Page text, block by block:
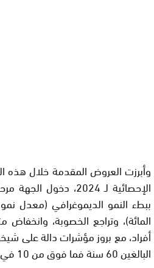
وأبرزت العروض المقدمة خلال هذه
الإحصائية لـ 2024،
أفراد، مع بروز مؤشرات دالة على
البالغين 60 سنة فما فوق من 10 في المائة إلى 15.2 في المائة.